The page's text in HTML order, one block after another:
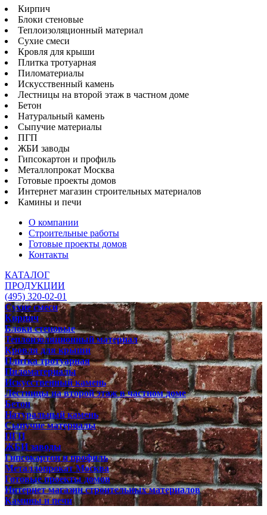
Кирпич
Блоки стеновые
Теплоизоляционный материал
Сухие смеси
Кровля для крыши
Плитка тротуарная
Пиломатериалы
Искусственный камень
Лестницы на второй этаж в частном доме
Бетон
Натуральный камень
Сыпучие материалы
ПГП
ЖБИ заводы
Гипсокартон и профиль
Металлопрокат Москва
Готовые проекты домов
Интернет магазин строительных материалов
Камины и печи
О компании
Строительные работы
Готовые проекты домов
Контакты
КАТАЛОГ
ПРОДУКЦИИ
(495) 320-02-01
Сухие смеси
Кирпич
Блоки стеновые
Теплоизоляционный материал
Кровля для крыши
Плитка тротуарная
Пиломатериалы
Искусственный камень
Лестницы на второй этаж в частном доме
Бетон
Натуральный камень
Сыпучие материалы
ПГП
ЖБИ заводы
Гипсокартон и профиль
Металлопрокат Москва
Готовые проекты домов
Интернет магазин строительных материалов
Камины и печи